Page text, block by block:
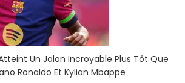
Un Jalon Incroyable Plus Tôt Que
Ronaldo Et Kylian Mbappe